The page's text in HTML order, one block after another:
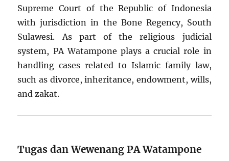
Supreme Court of the Republic of Indonesia
with jurisdiction in the Bone Regency, South
Sulawesi. As part of the religious judicial
system, PA Watampone plays a crucial role in
handling cases related to Islamic family law,
such as divorce, inheritance, endowment, wills,
and zakat.
Tugas dan Wewenang PA Watampone